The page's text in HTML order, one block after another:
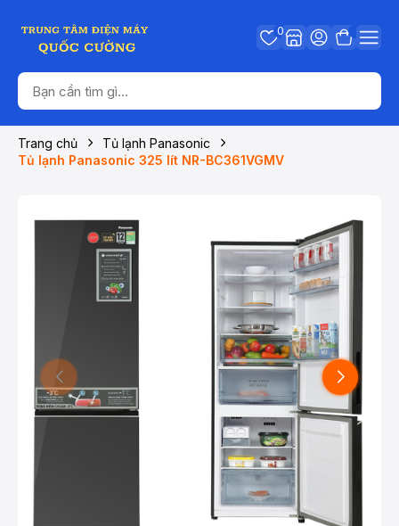
0
Trang chủ
Tủ lạnh Panasonic
Tủ lạnh Panasonic 325 lít NR-BC361VGMV